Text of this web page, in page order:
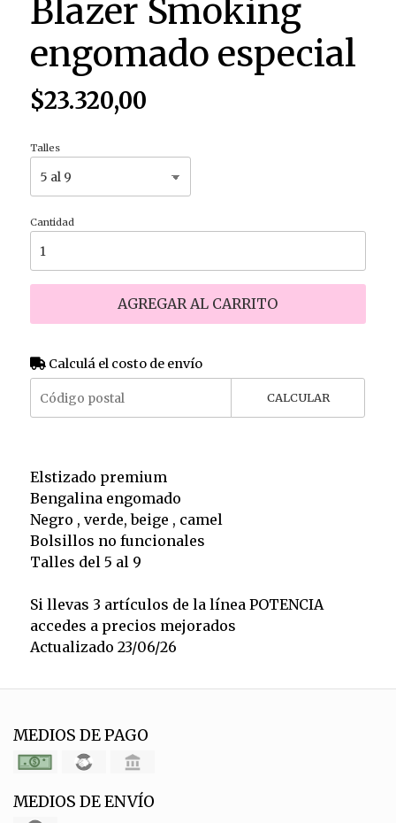
Blazer Smoking
engomado especial
$23.320,00
Talles
Cantidad
AGREGAR AL CARRITO
Calculá el costo de envío
CALCULAR
Elstizado premium
Bengalina engomado
Negro , verde, beige , camel
Bolsillos no funcionales
Talles del 5 al 9
Si llevas 3 artículos de la línea POTENCIA
accedes a precios mejorados
Actualizado 23/06/26
MEDIOS DE PAGO
MEDIOS DE ENVÍO